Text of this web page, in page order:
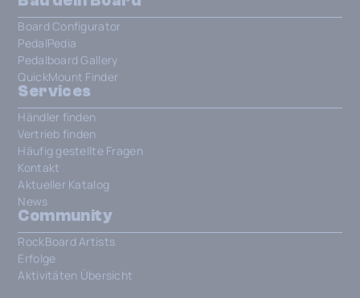
Board Configurator
PedalPedia
Pedalboard Gallery
QuickMount Finder
Services
Händler finden
Vertrieb finden
Häufig gestellte Fragen
Kontakt
Aktueller Katalog
News
Community
RockBoard Artists
Erfolge
Aktivitäten Übersicht